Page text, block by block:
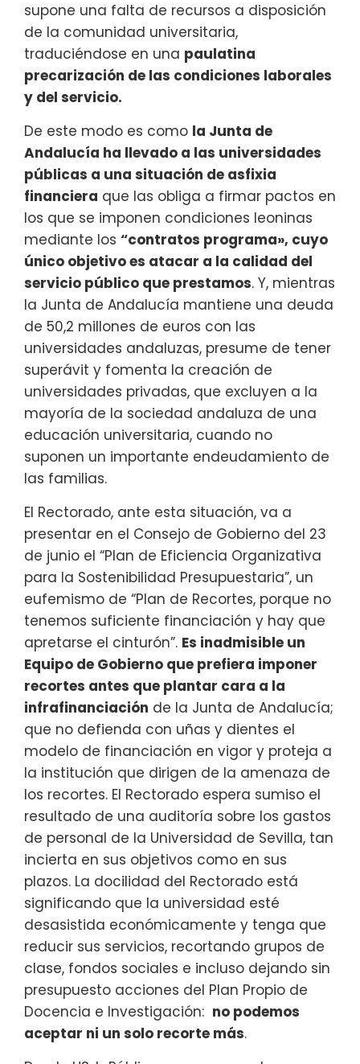
supone una falta de recursos a disposición
de la comunidad universitaria,
traduciéndose en una paulatina
precarización de las condiciones laborales
y del servicio.
De este modo es como la Junta de
Andalucía ha llevado a las universidades
públicas a una situación de asfixia
financiera que las obliga a firmar pactos en
los que se imponen condiciones leoninas
mediante los “contratos programa», cuyo
único objetivo es atacar a la calidad del
servicio público que prestamos. Y, mientras
la Junta de Andalucía mantiene una deuda
de 50,2 millones de euros con las
universidades andaluzas, presume de tener
superávit y fomenta la creación de
universidades privadas, que excluyen a la
mayoría de la sociedad andaluza de una
educación universitaria, cuando no
suponen un importante endeudamiento de
las familias.
El Rectorado, ante esta situación, va a
presentar en el Consejo de Gobierno del 23
de junio el “Plan de Eficiencia Organizativa
para la Sostenibilidad Presupuestaria”, un
eufemismo de “Plan de Recortes, porque no
tenemos suficiente financiación y hay que
apretarse el cinturón”. Es inadmisible un
Equipo de Gobierno que prefiera imponer
recortes antes que plantar cara a la
infrafinanciación de la Junta de Andalucía;
que no defienda con uñas y dientes el
modelo de financiación en vigor y proteja a
la institución que dirigen de la amenaza de
los recortes. El Rectorado espera sumiso el
resultado de una auditoría sobre los gastos
de personal de la Universidad de Sevilla, tan
incierta en sus objetivos como en sus
plazos. La docilidad del Rectorado está
significando que la universidad esté
desasistida económicamente y tenga que
reducir sus servicios, recortando grupos de
clase, fondos sociales e incluso dejando sin
presupuesto acciones del Plan Propio de
Docencia e Investigación: no podemos
aceptar ni un solo recorte más.